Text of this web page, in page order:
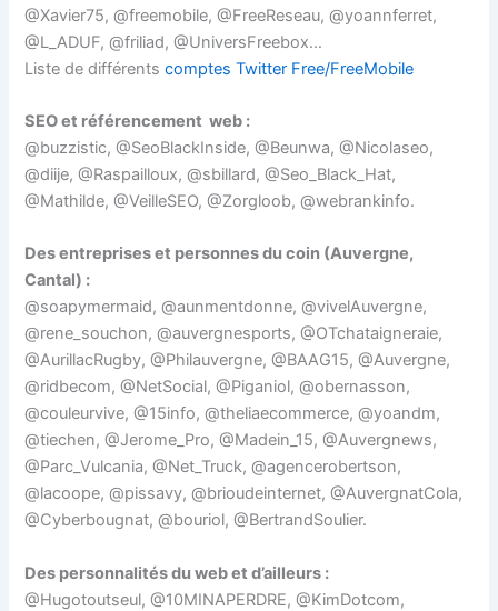
@Xavier75, @freemobile, @FreeReseau, @yoannferret,
@L_ADUF, @friliad, @UniversFreebox…
Liste de différentscomptes Twitter Free/FreeMobile
SEO et référencement web :
@buzzistic, @SeoBlackInside, @Beunwa, @Nicolaseo,
@diije, @Raspailloux, @sbillard, @Seo_Black_Hat,
@Mathilde, @VeilleSEO, @Zorgloob, @webrankinfo.
Des entreprises et personnes du coin (Auvergne,
Cantal) :
@soapymermaid, @aunmentdonne, @vivelAuvergne,
@rene_souchon, @auvergnesports, @OTchataigneraie,
@AurillacRugby, @Philauvergne, @BAAG15, @Auvergne,
@ridbecom, @NetSocial, @Piganiol, @obernasson,
@couleurvive, @15info, @theliaecommerce, @yoandm,
@tiechen, @Jerome_Pro, @Madein_15, @Auvergnews,
@Parc_Vulcania, @Net_Truck, @agencerobertson,
@lacoope, @pissavy, @brioudeinternet, @AuvergnatCola,
@Cyberbougnat, @bouriol, @BertrandSoulier.
Des personnalités du web et d’ailleurs :
@Hugotoutseul, @10MINAPERDRE, @KimDotcom,